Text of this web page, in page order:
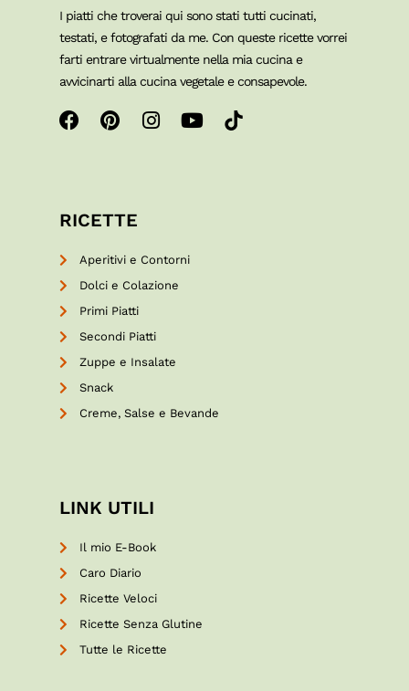
I piatti che troverai qui sono stati tutti cucinati,
testati, e fotografati da me. Con queste ricette vorrei
farti entrare virtualmente nella mia cucina e
avvicinarti alla cucina vegetale e consapevole.
RICETTE
Aperitivi e Contorni
Dolci e Colazione
Primi Piatti
Secondi Piatti
Zuppe e Insalate
Snack
Creme, Salse e Bevande
LINK UTILI
Il mio E-Book
Caro Diario
Ricette Veloci
Ricette Senza Glutine
Tutte le Ricette